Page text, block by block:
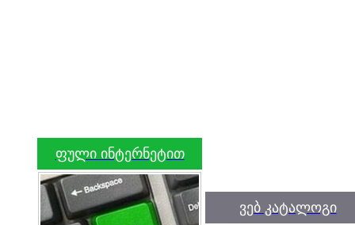
ფული ინტერნეტით
ვებ კატალოგი